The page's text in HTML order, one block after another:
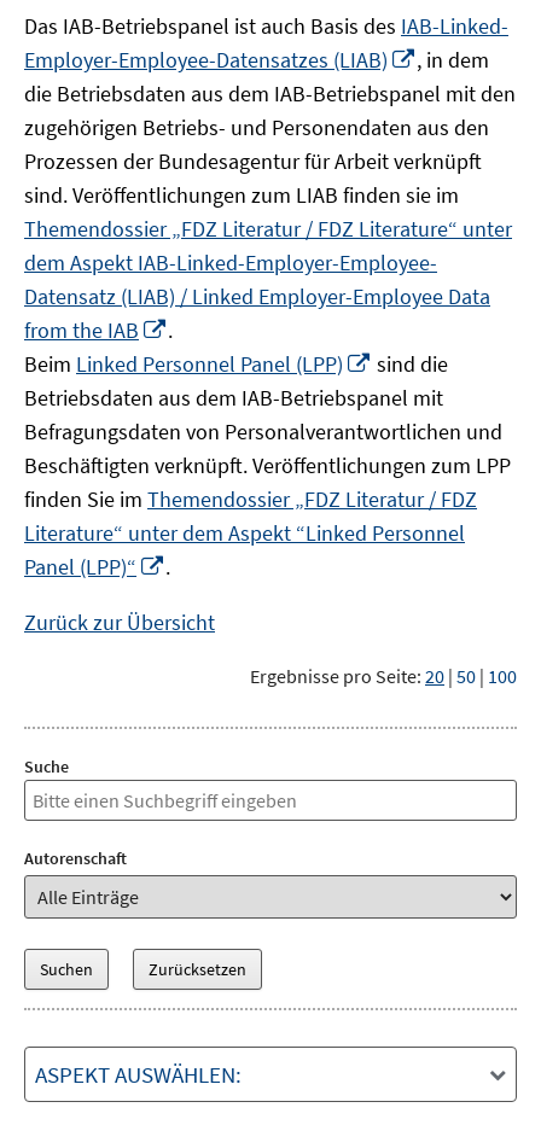
Das IAB-Betriebspanel ist auch Basis des IAB-Linked-
Employer-Employee-Datensatzes (LIAB)
In
neuem
Fenster
öffnen
, in dem
die Betriebsdaten aus dem IAB-Betriebspanel mit den
zugehörigen Betriebs- und Personendaten aus den
Prozessen der Bundesagentur für Arbeit verknüpft
sind. Veröffentlichungen zum LIAB finden sie im
Themendossier „FDZ Literatur / FDZ Literature“ unter
dem Aspekt IAB-Linked-Employer-Employee-
Datensatz (LIAB) / Linked Employer-Employee Data
from the IAB
neuem
Fenster
öffnen
.
Beim Linked Personnel Panel (LPP)
In
neuem
Fenster
öffnen
sind die
Betriebsdaten aus dem IAB-Betriebspanel mit
Befragungsdaten von Personalverantwortlichen und
Beschäftigten verknüpft. Veröffentlichungen zum LPP
finden Sie im Themendossier „FDZ Literatur / FDZ
Literature“ unter dem Aspekt “Linked Personnel
Panel (LPP)“
Fenster
.
Zurück zur Übersicht
Ergebnisse pro Seite: 20 | 50 | 100
Suche
Autorenschaft
ASPEKT AUSWÄHLEN: